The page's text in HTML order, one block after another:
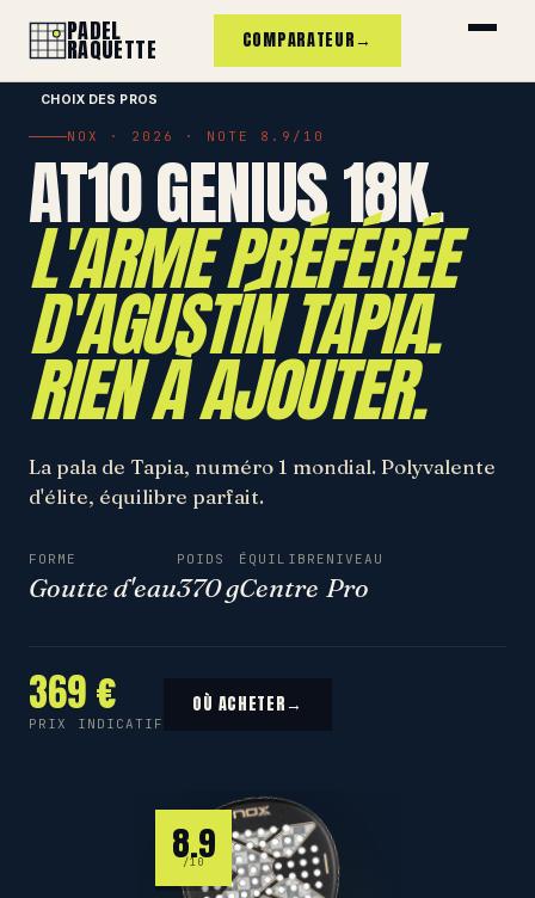
PADEL
RAQUETTE COMPARATEUR→
CHOIX DES PROS
NOX · 2026 · NOTE 8.9/10
AT10 GENIUS 18K.
L'ARME PRÉFÉRÉE
D'AGUSTÍN TAPIA.
RIEN À AJOUTER.
La pala de Tapia, numéro 1 mondial. Polyvalente
d'élite, équilibre parfait.
FORME
Goutte d'eau
POIDS
370 g
ÉQUILIBRE
Centre
NIVEAU
Pro
369 €
PRIX INDICATIF
OÙ ACHETER→
8.9
/10